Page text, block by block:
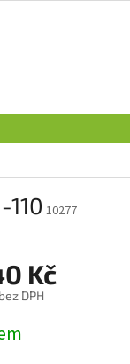
10277
Kč
DPH